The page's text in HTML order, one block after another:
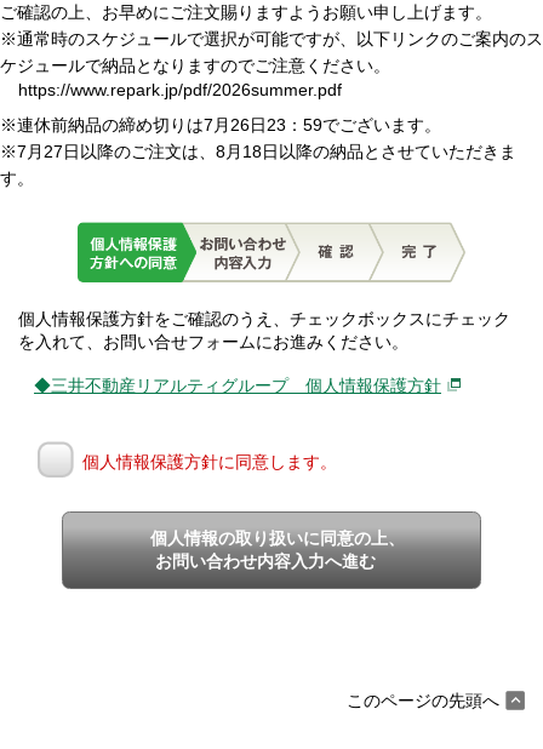
ご確認の上、お早めにご注文賜りますようお願い申し上げます。
※通常時のスケジュールで選択が可能ですが、以下リンクのご案内のス
ケジュールで納品となりますのでご注意ください。
https://www.repark.jp/pdf/2026summer.pdf
※連休前納品の締め切りは7月26日23：59でございます。
※7月27日以降のご注文は、8月18日以降の納品とさせていただきま
す。
個人情報保護方針をご確認のうえ、チェックボックスにチェック
を入れて、お問い合せフォームにお進みください。
◆三井不動産リアルティグループ 個人情報保護方針
個人情報保護方針に同意します。
個人情報の取り扱いに同意の上、
お問い合わせ内容入力へ進む
このページの先頭へ